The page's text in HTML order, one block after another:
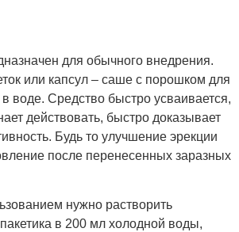
для обычного внедрения.
или капсул – саше с порошком для
воде. Средство быстро усваивается,
действовать, быстро доказывает
Будь то улучшение эрекции
после перенесенных заразных
нужно растворить
в 200 мл холодной воды,